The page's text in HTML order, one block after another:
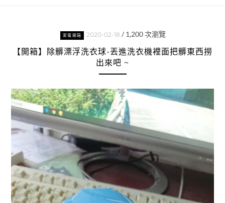
家電開箱 2020-02-18 / 1,200次瀏覽
【開箱】除髒漂浮洗衣球-丟進洗衣機裡面把髒東西撈
出來吧 ~